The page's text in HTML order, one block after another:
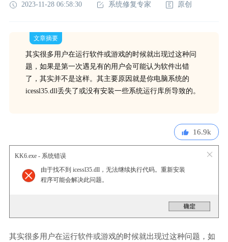
2023-11-28 06:58:30 系统修复专家 原创
文章摘要
其实很多用户在运行软件或游戏的时候就出现过这种问
题，如果是第一次遇见有的用户会可能认为软件出错
了，其实并不是这样。其主要原因就是你电脑系统的
icessl35.dll丢失了或没有安装一些系统运行库所导致的。
16.9k
KK6.exe - 系统错误
由于找不到 icessl35.dll，无法继续执行代码。重新安装
程序可能会解决此问题。
其实很多用户在运行软件或游戏的时候就出现过这种问题，如